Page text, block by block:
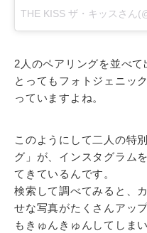
2人のペアリングを並べて
とってもフォトジェニッ
っていますよね。
このようにして二人の特
グ」が、インスタグラム
てきているんです。
検索して調べてみると、
せな写真がたくさんアッ
もきゅんきゅんしてしま